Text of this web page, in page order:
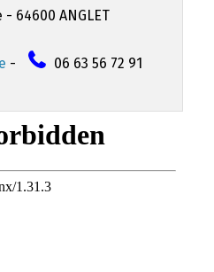
64600 ANGLET
- 06 63 56 72 91